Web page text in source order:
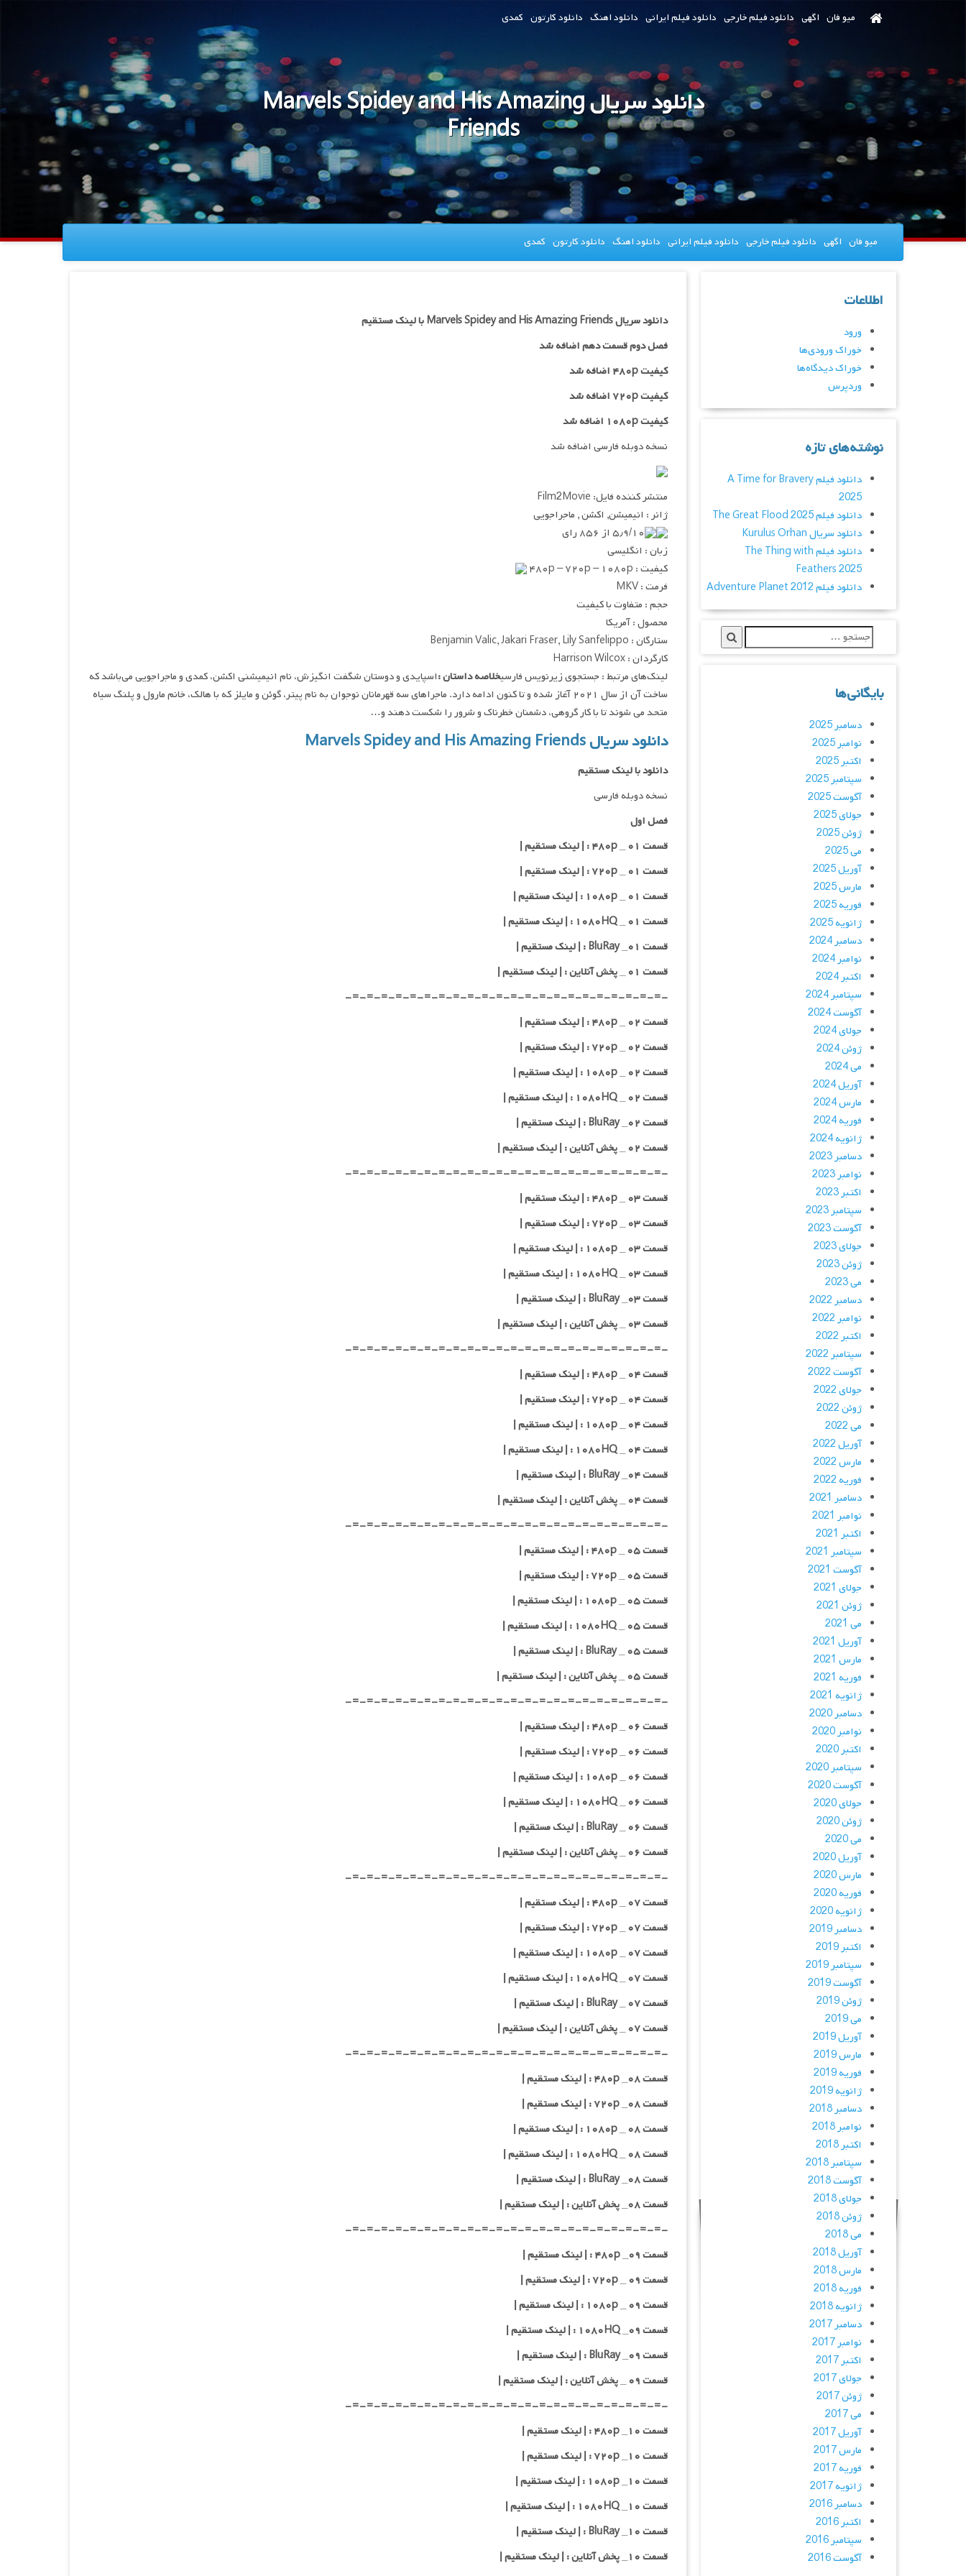
میو فان اگهی دانلود فیلم خارجی دانلود فیلم ایرانی دانلود اهنگ دانلود کارتون کمدی
دانلود سریال Marvels Spidey and His Amazing
Friends
میو فان اگهی دانلود فیلم خارجی دانلود فیلم ایرانی دانلود اهنگ دانلود کارتون کمدی
دانلود سریال Marvels Spidey and His Amazing Friends با لینک مستقیم
فصل دوم قسمت دهم اضافه شد
کیفیت ۴۸۰p اضافه شد
کیفیت ۷۲۰p
اضافه شد
کیفیت ۱۰۸۰p اضافه شد
نسخه دوبله فارسی اضافه شد
منتشر کننده فایل: Film2Movie
ژانر : انیمیشن, اکشن , ماجراجویی
۵٫۹/۱۰ از ۸۵۶ رای
زبان : انگلیسی
کیفیت : ۴۸۰p – ۷۲۰p – ۱۰۸۰p
فرمت : MKV
حجم : متفاوت با کیفیت
محصول : آمریکا
ستارگان : Benjamin Valic, Jakari Fraser, Lily Sanfelippo
کارگردان : Harrison Wilcox
لینک‌های مرتبط : جستجوی زیرنویس فارسیخلاصه داستان :اسپایدی و دوستان شگفت ‌انگیزش، نام انیمیشنی اکشن، کمدی و ماجراجویی می‌باشد که
ساخت آن از سال ۲۰۲۱ آغاز شده و تا کنون ادامه دارد. ماجراهای سه قهرمانان نوجوان به نام پیتر، گوئن و مایلز که با هالک، خانم مارول و پلنگ سیاه
متحد می شوند تا با کار گروهی، دشمنان خطرناک و شرور را شکست دهند و…
دانلود سریالMarvels Spidey and His Amazing Friends
دانلود با لینک مستقیم
نسخه دوبله فارسی
فصل اول
قسمت ۰۱ _ ۴۸۰p : | لینک مستقیم |
قسمت ۰۱ _ ۷۲۰p : | لینک مستقیم |
قسمت ۰۱ _ ۱۰۸۰p : | لینک مستقیم |
قسمت ۰۱ _ ۱۰۸۰HQ : | لینک مستقیم |
قسمت ۰۱_ BluRay : | لینک مستقیم |
قسمت ۰۱ _ پخش آنلاین : | لینک مستقیم |
-=-=-=-=-=-=-=-=-=-=-=-=-=-=-=-=-=-=-=-=-=-=-
قسمت ۰۲ _ ۴۸۰p : | لینک مستقیم |
قسمت ۰۲ _ ۷۲۰p : | لینک مستقیم |
قسمت ۰۲ _ ۱۰۸۰p : | لینک مستقیم |
قسمت ۰۲ _ ۱۰۸۰HQ : | لینک مستقیم |
قسمت ۰۲_ BluRay : | لینک مستقیم |
قسمت ۰۲ _ پخش آنلاین : | لینک مستقیم |
-=-=-=-=-=-=-=-=-=-=-=-=-=-=-=-=-=-=-=-=-=-=-
قسمت ۰۳ _ ۴۸۰p : | لینک مستقیم |
قسمت ۰۳ _ ۷۲۰p : | لینک مستقیم |
قسمت ۰۳ _ ۱۰۸۰p : | لینک مستقیم |
قسمت ۰۳ _ ۱۰۸۰HQ : | لینک مستقیم |
قسمت ۰۳_ BluRay : | لینک مستقیم |
قسمت ۰۳ _ پخش آنلاین : | لینک مستقیم |
-=-=-=-=-=-=-=-=-=-=-=-=-=-=-=-=-=-=-=-=-=-=-
قسمت ۰۴ _ ۴۸۰p : | لینک مستقیم |
قسمت ۰۴ _ ۷۲۰p : | لینک مستقیم |
قسمت ۰۴ _ ۱۰۸۰p : | لینک مستقیم |
قسمت ۰۴ _ ۱۰۸۰HQ : | لینک مستقیم |
قسمت ۰۴_ BluRay : | لینک مستقیم |
قسمت ۰۴ _ پخش آنلاین : | لینک مستقیم |
-=-=-=-=-=-=-=-=-=-=-=-=-=-=-=-=-=-=-=-=-=-=-
قسمت ۰۵ _ ۴۸۰p : | لینک مستقیم |
قسمت ۰۵ _ ۷۲۰p : | لینک مستقیم |
قسمت ۰۵ _ ۱۰۸۰p : | لینک مستقیم |
قسمت ۰۵ _ ۱۰۸۰HQ : | لینک مستقیم |
قسمت ۰۵ _ BluRay : | لینک مستقیم |
قسمت ۰۵ _ پخش آنلاین : | لینک مستقیم |
-=-=-=-=-=-=-=-=-=-=-=-=-=-=-=-=-=-=-=-=-=-=-
قسمت ۰۶ _ ۴۸۰p : | لینک مستقیم |
قسمت ۰۶ _ ۷۲۰p : | لینک مستقیم |
قسمت ۰۶ _ ۱۰۸۰p : | لینک مستقیم |
قسمت ۰۶ _ ۱۰۸۰HQ : | لینک مستقیم |
قسمت ۰۶ _ BluRay : | لینک مستقیم |
قسمت ۰۶ _ پخش آنلاین : | لینک مستقیم |
-=-=-=-=-=-=-=-=-=-=-=-=-=-=-=-=-=-=-=-=-=-=-
قسمت ۰۷ _ ۴۸۰p : | لینک مستقیم |
قسمت ۰۷ _ ۷۲۰p : | لینک مستقیم |
قسمت ۰۷ _ ۱۰۸۰p : | لینک مستقیم |
قسمت ۰۷ _ ۱۰۸۰HQ : | لینک مستقیم |
قسمت ۰۷ _ BluRay : | لینک مستقیم |
قسمت ۰۷ _ پخش آنلاین : | لینک مستقیم |
-=-=-=-=-=-=-=-=-=-=-=-=-=-=-=-=-=-=-=-=-=-=-
قسمت ۰۸_ ۴۸۰p : | لینک مستقیم |
قسمت ۰۸_ ۷۲۰p : | لینک مستقیم |
قسمت ۰۸ _ ۱۰۸۰p : | لینک مستقیم |
قسمت ۰۸ _ ۱۰۸۰HQ : | لینک مستقیم |
قسمت ۰۸_ BluRay : | لینک مستقیم |
قسمت ۰۸_ پخش آنلاین : | لینک مستقیم |
-=-=-=-=-=-=-=-=-=-=-=-=-=-=-=-=-=-=-=-=-=-=-
قسمت ۰۹_ ۴۸۰p : | لینک مستقیم |
قسمت ۰۹ _ ۷۲۰p : | لینک مستقیم |
قسمت ۰۹ _ ۱۰۸۰p : | لینک مستقیم |
قسمت ۰۹_ ۱۰۸۰HQ : | لینک مستقیم |
قسمت ۰۹_ BluRay : | لینک مستقیم |
قسمت ۰۹ _ پخش آنلاین : | لینک مستقیم |
-=-=-=-=-=-=-=-=-=-=-=-=-=-=-=-=-=-=-=-=-=-=-
قسمت ۱۰_ ۴۸۰p : | لینک مستقیم |
قسمت ۱۰_ ۷۲۰p : | لینک مستقیم |
قسمت ۱۰_ ۱۰۸۰p : | لینک مستقیم |
قسمت ۱۰_ ۱۰۸۰HQ : | لینک مستقیم |
قسمت ۱۰_ BluRay : | لینک مستقیم |
قسمت ۱۰_ پخش آنلاین : | لینک مستقیم |
اطلاعات
ورود
خوراک ورودی‌ها
خوراک دیدگاه‌ها
وردپرس
نوشته‌های تازه
دانلود فیلم A Time for Bravery
2025
دانلود فیلم The Great Flood 2025
دانلود سریال Kurulus Orhan
دانلود فیلم The Thing with
Feathers 2025
دانلود فیلم Adventure Planet 2012
بایگانی‌ها
دسامبر 2025
نوامبر 2025
اکتبر 2025
سپتامبر 2025
آگوست 2025
جولای 2025
ژوئن 2025
می 2025
آوریل 2025
مارس 2025
فوریه 2025
ژانویه 2025
دسامبر 2024
نوامبر 2024
اکتبر 2024
سپتامبر 2024
آگوست 2024
جولای 2024
ژوئن 2024
می 2024
آوریل 2024
مارس 2024
فوریه 2024
ژانویه 2024
دسامبر 2023
نوامبر 2023
اکتبر 2023
سپتامبر 2023
آگوست 2023
جولای 2023
ژوئن 2023
می 2023
دسامبر 2022
نوامبر 2022
اکتبر 2022
سپتامبر 2022
آگوست 2022
جولای 2022
ژوئن 2022
می 2022
آوریل 2022
مارس 2022
فوریه 2022
دسامبر 2021
نوامبر 2021
اکتبر 2021
سپتامبر 2021
آگوست 2021
جولای 2021
ژوئن 2021
می 2021
آوریل 2021
مارس 2021
فوریه 2021
ژانویه 2021
دسامبر 2020
نوامبر 2020
اکتبر 2020
سپتامبر 2020
آگوست 2020
جولای 2020
ژوئن 2020
می 2020
آوریل 2020
مارس 2020
فوریه 2020
ژانویه 2020
دسامبر 2019
اکتبر 2019
سپتامبر 2019
آگوست 2019
ژوئن 2019
می 2019
آوریل 2019
مارس 2019
فوریه 2019
ژانویه 2019
دسامبر 2018
نوامبر 2018
اکتبر 2018
سپتامبر 2018
آگوست 2018
جولای 2018
ژوئن 2018
می 2018
آوریل 2018
مارس 2018
فوریه 2018
ژانویه 2018
دسامبر 2017
نوامبر 2017
اکتبر 2017
جولای 2017
ژوئن 2017
می 2017
آوریل 2017
مارس 2017
فوریه 2017
ژانویه 2017
دسامبر 2016
اکتبر 2016
سپتامبر 2016
آگوست 2016